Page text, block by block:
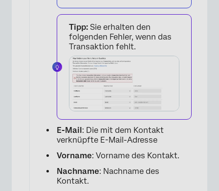
Tipp: Sie erhalten den
folgenden Fehler, wenn das
Transaktion fehlt.
E-Mail: Die mit dem Kontakt
verknüpfte E-Mail-Adresse
Vorname: Vorname des Kontakt.
Nachname: Nachname des
Kontakt.